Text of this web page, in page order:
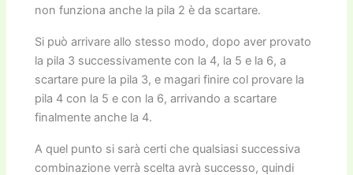
non funziona anche la pila 2 è da scartare.
Si può arrivare allo stesso modo, dopo aver provato
la pila 3 successivamente con la 4, la 5 e la 6, a
scartare pure la pila 3, e magari finire col provare la
pila 4 con la 5 e con la 6, arrivando a scartare
finalmente anche la 4.
A quel punto si sarà certi che qualsiasi successiva
combinazione verrà scelta avrà successo, quindi